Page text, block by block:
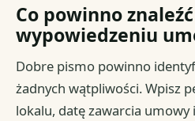
Co powinno
wypowiedzeniu
Dobre pismo powinno
żadnych wątpliwości. Wpisz
lokalu, datę zawarcia